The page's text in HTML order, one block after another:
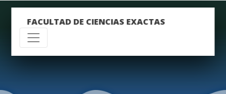
FACULTAD DE CIENCIAS EXACTAS